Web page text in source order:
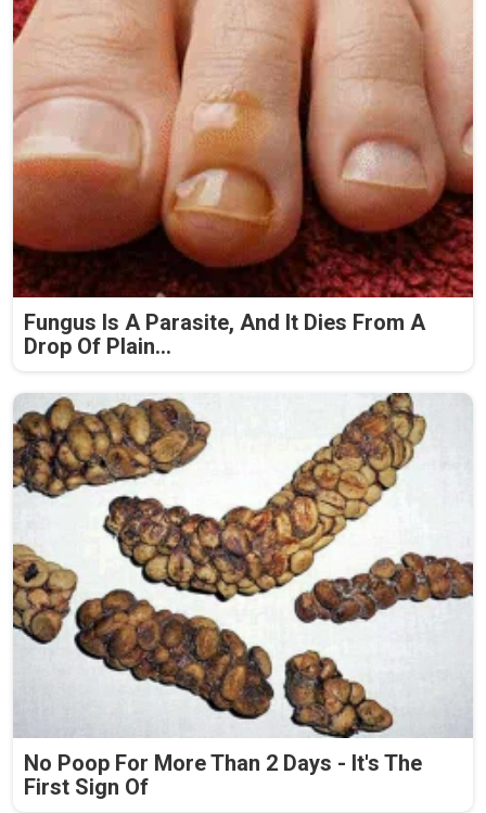
Fungus Is A Parasite, And It Dies From A
Drop Of Plain...
No Poop For More Than 2 Days - It's The
First Sign Of